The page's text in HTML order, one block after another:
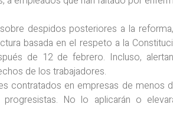
despidos posteriores a la
basada en el respeto a la
de 12 de febrero. Incluso,
de los trabajadores.
contratados en empresas de menos
No lo aplicarán o